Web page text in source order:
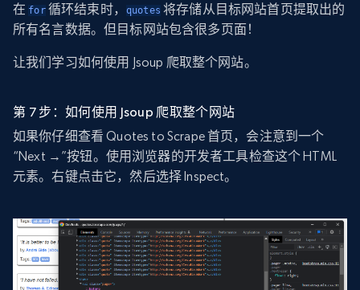
在 for循环结束时， quotes 将存储从目标网站首页提取出的
所有名言数据。但目标网站包含很多页面！
让我们学习如何使用 Jsoup 爬取整个网站。
第 7 步：如何使用 Jsoup 爬取整个网站
如果你仔细查看 Quotes to Scrape 首页，会注意到一个
“Next →”按钮。使用浏览器的开发者工具检查这个 HTML
元素。右键点击它，然后选择 Inspect。